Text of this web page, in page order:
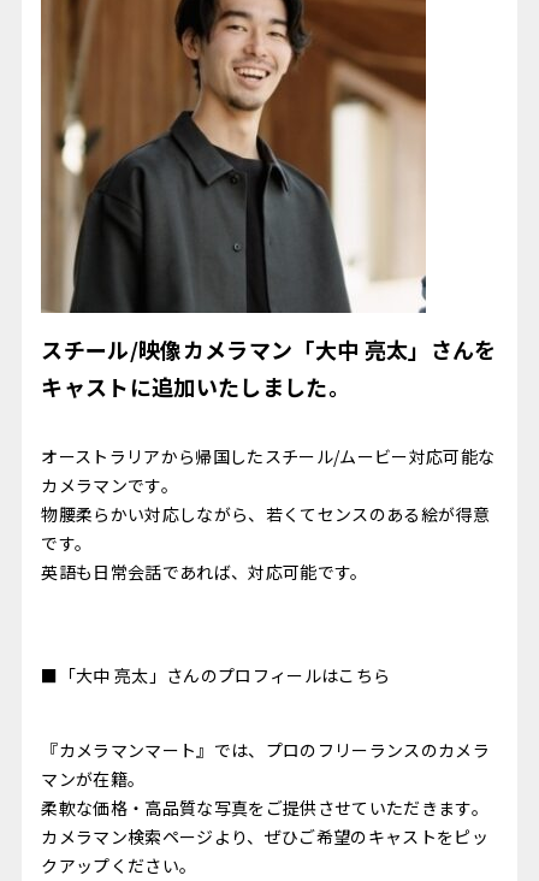
スチール/映像カメラマン「大中 亮太」さんを
キャストに追加いたしました。
オーストラリアから帰国したスチール/ムービー対応可能な
カメラマンです。
物腰柔らかい対応しながら、若くてセンスのある絵が得意
です。
英語も日常会話であれば、対応可能です。
■「大中 亮太」さんのプロフィールはこちら
『カメラマンマート』では、プロのフリーランスのカメラ
マンが在籍。
柔軟な価格・高品質な写真をご提供させていただきます。
カメラマン検索ページ より、ぜひご希望のキャストをピッ
クアップください。